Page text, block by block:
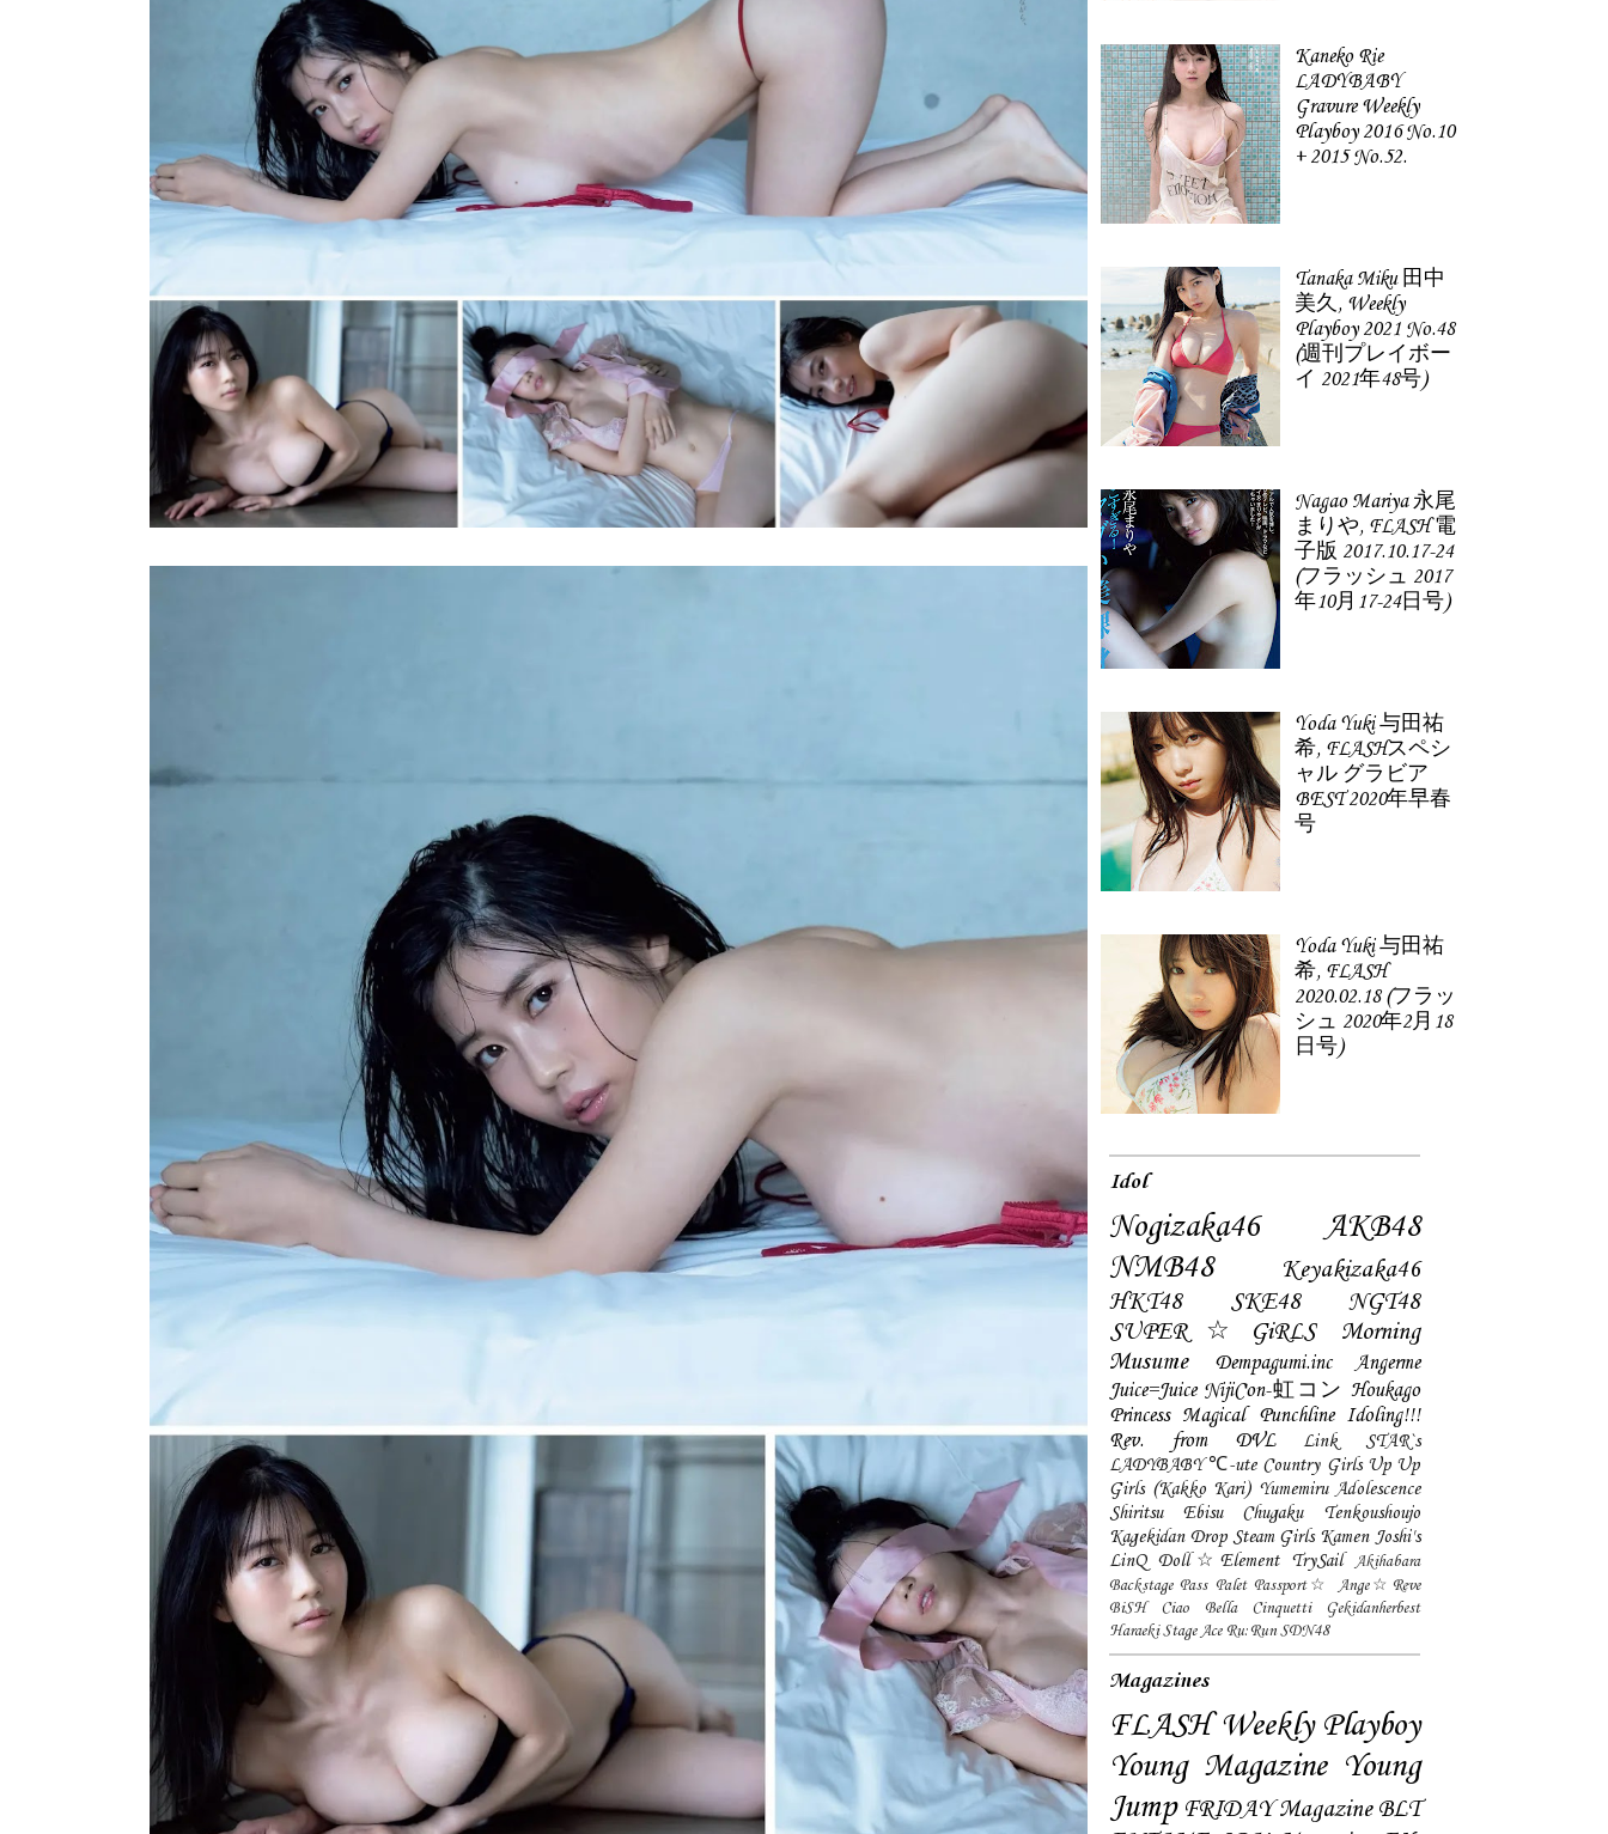
Kaneko Rie
LADYBABY
Gravure Weekly
Playboy 2016 No.10
+ 2015 No.52.
Tanaka Miku 田中
美久, Weekly
Playboy 2021 No.48
(週刊プレイボー
イ 2021年48号)
Nagao Mariya 永尾
まりや, FLASH 電
子版 2017.10.17-24
(フラッシュ 2017
年10月17-24日号)
Yoda Yuki 与田祐
希, FLASHスペシ
ャル グラビア
BEST 2020年早春
号
Yoda Yuki 与田祐
希, FLASH
2020.02.18 (フラッ
シュ 2020年2月18
日号)
Idol
Nogizaka46
AKB48
NMB48
Keyakizaka46
HKT48
SKE48
NGT48
SUPER☆GiRLS
Morning
Musume
Dempagumi.inc
Angerme
Juice=Juice NijiCon-虹コン Houkago
Princess Magical Punchline Idoling!!!
Rev. from DVL
Link STAR`s
LADYBABY ℃-ute Country Girls Up Up
Girls (Kakko Kari) Yumemiru Adolescence
Shiritsu Ebisu Chugaku
Tenkoushoujo
Kagekidan Drop Steam Girls Kamen Joshi's
LinQ Doll☆Element TrySail
Akihabara
Backstage Pass Palet Passport☆
Ange☆Reve
BiSH
Ciao Bella Cinquetti
Gekidanherbest
Haraeki Stage Ace Ru:Run SDN48
Magazines
FLASH Weekly Playboy
Young Magazine Young
Jump FRIDAY Magazine BLT